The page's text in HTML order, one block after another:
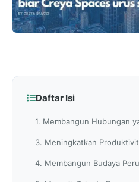
Daftar Isi
1. Membangun Hubungan
3. Meningkatkan
4. Membangun Budaya